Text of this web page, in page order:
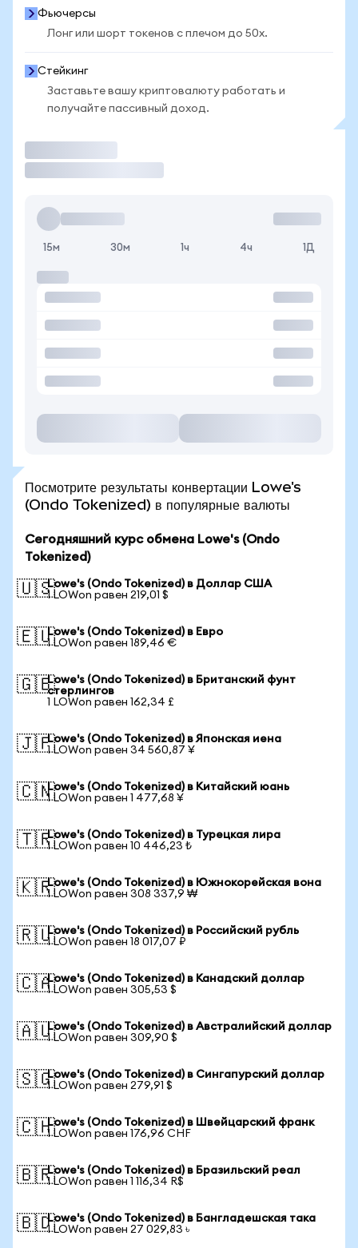
Фьючерсы
Лонг или шорт токенов с плечом до 50x.
Стейкинг
Заставьте вашу криптовалюту работать и
получайте пассивный доход.
15м 30м 1ч 4ч 1Д
Посмотрите результаты конвертации Lowe's
(Ondo Tokenized) в популярные валюты
Сегодняшний курс обмена Lowe's (Ondo
Tokenized)
🇺🇸Lowe's (Ondo Tokenized) в Доллар США
1 LOWon равен 219,01 $
🇪🇺Lowe's (Ondo Tokenized) в Евро
1 LOWon равен 189,46 €
🇬🇧Lowe's (Ondo Tokenized) в Британский фунт
стерлингов
1 LOWon равен 162,34 £
🇯🇵Lowe's (Ondo Tokenized) в Японская иена
1 LOWon равен 34 560,87 ¥
🇨🇳Lowe's (Ondo Tokenized) в Китайский юань
1 LOWon равен 1 477,68 ¥
🇹🇷Lowe's (Ondo Tokenized) в Турецкая лира
1 LOWon равен 10 446,23 ₺
🇰🇷Lowe's (Ondo Tokenized) в Южнокорейская вона
1 LOWon равен 308 337,9 ₩
🇷🇺Lowe's (Ondo Tokenized) в Российский рубль
1 LOWon равен 18 017,07 ₽
🇨🇦Lowe's (Ondo Tokenized) в Канадский доллар
1 LOWon равен 305,53 $
🇦🇺Lowe's (Ondo Tokenized) в Австралийский доллар
1 LOWon равен 309,90 $
🇸🇬Lowe's (Ondo Tokenized) в Сингапурский доллар
1 LOWon равен 279,91 $
🇨🇭Lowe's (Ondo Tokenized) в Швейцарский франк
1 LOWon равен 176,96 CHF
🇧🇷Lowe's (Ondo Tokenized) в Бразильский реал
1 LOWon равен 1 116,34 R$
🇧🇩Lowe's (Ondo Tokenized) в Бангладешская така
1 LOWon равен 27 029,83 ৳